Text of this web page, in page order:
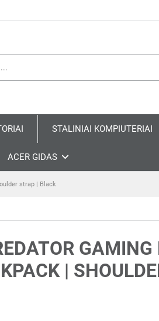
STALINIAI KOMPIUTERIAI
ACER GIDAS
strap | Black
|